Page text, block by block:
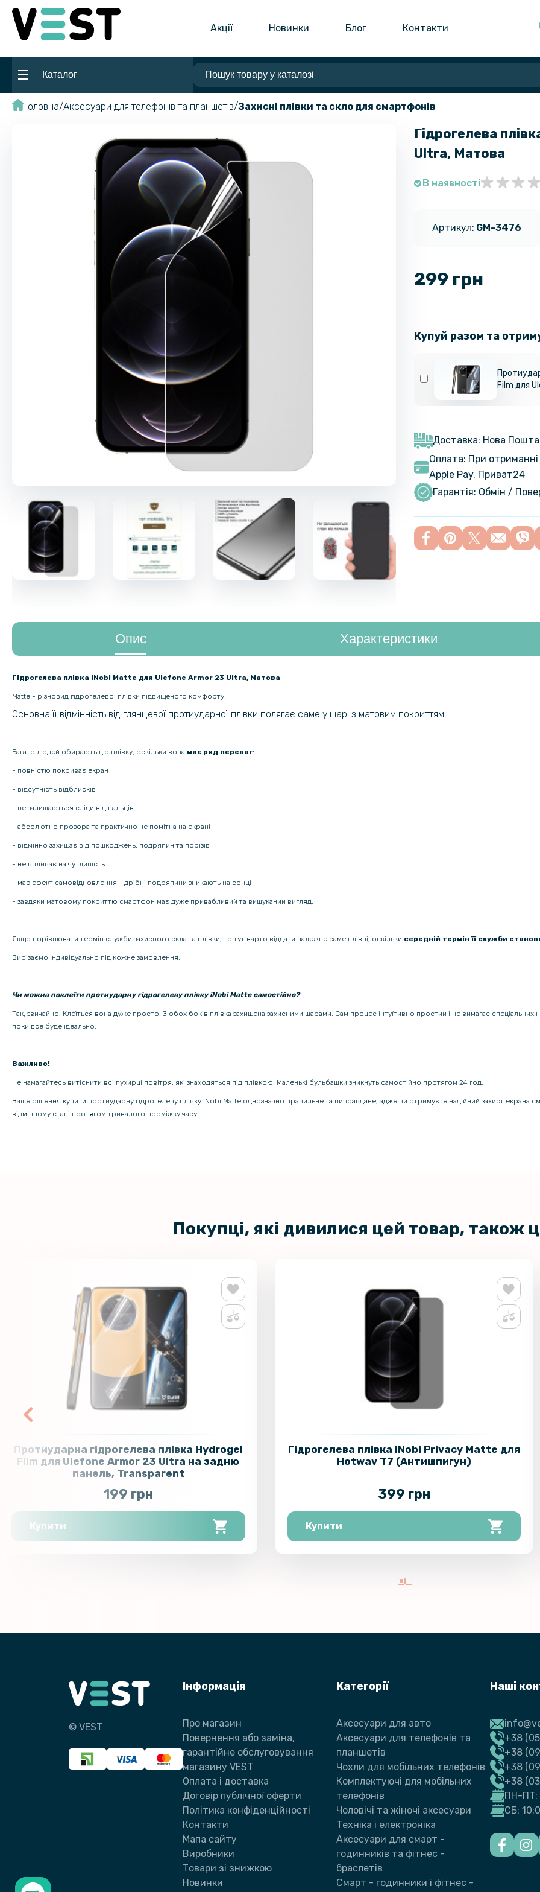
Акції Новинки Блог Контакти
Каталог
Головна Аксесуари для телефонів та планшетів Захисні плівки та скло для смартфонів
Гідрогелева
Ultra​​​​, Матова
В наявності
Артикул: GM-3476
299 грн
Купуй разом та
Film для
Доставка: Нова
Оплата: При
Apple Pay, Приват24
Гарантія: Обмін /
Опис Характеристики
Гідрогелева плівка iNobi Matte для Ulefone Armor 23 Ultra​​​​, Матова
Matte - різновид гідрогелевої плівки підвищеного комфорту.
Основна її відмінність від глянцевої протиударної плівки полягає саме у шарі з матовим покриттям.
Багато людей обирають цю плівку, оскільки вона має ряд переваг:
- повністю покриває екран
- відсутність відблисків
- не залишаються сліди від пальців
- абсолютно прозора та практично не помітна на екрані
- відмінно захищає від пошкоджень, подряпин та порізів
- не впливає на чутливість
- має ефект самовідновлення - дрібні подряпини зникають на сонці
- завдяки матовому покриттю смартфон має дуже привабливий та вишуканий вигляд.
Якщо порівнювати термін служби захисного скла та плівки, то тут варто віддати належне саме плівці, оскільки середній термін її служби
Вирізаємо індивідуально під кожне замовлення.
Чи можна поклеїти протиударну гідрогелеву плівку iNobi Matte самостійно?
Так, звичайно. Клеїться вона дуже просто. З обох боків плівка захищена захисними шарами. Сам процес інтуїтивно простий і не вимагає
поки все буде ідеально.
Важливо!
Не намагайтесь витіснити всі пухирці повітря, які знаходяться під плівкою. Маленькі бульбашки зникнуть самостійно протягом 24 год.
Ваше рішення купити протиударну гідрогелеву плівку iNobi Matte однозначно правильне та виправдане, адже ви отримуєте надійний захист
відмінному стані протягом тривалого проміжку часу.
Покупці, які дивилися цей товар, також
Протиударна гідрогелева плівка Hydrogel
Film для Ulefone Armor 23 Ultra на задню
панель, Transparent
199 грн
Купити
Гідрогелева плівка iNobi Privacy Matte для
Hotwav T7 (Антишпигун)
399 грн
Купити
© VEST
Інформація
Про магазин
Повернення або заміна,
гарантійне обслуговування
магазину VEST
Оплата і доставка
Договір публічної оферти
Політика конфіденційності
Контакти
Мапа сайту
Виробники
Товари зі знижкою
Новинки
Категорії
Аксесуари для авто
Аксесуари для телефонів та
планшетів
Чохли для мобільних телефонів
Комплектуючі для мобільних
телефонів
Чоловічі та жіночі аксесуари
Техніка і електроніка
Аксесуари для смарт -
годинників та фітнес -
браслетів
Смарт - годинники і фітнес -
Наші
+38
+38
+38
+38
ПН-ПТ:
СБ: